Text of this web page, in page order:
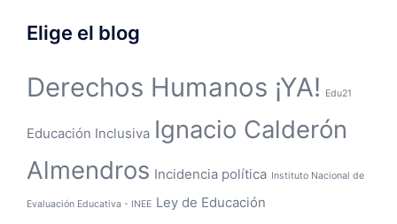
Elige el blog
Derechos Humanos ¡YA! Edu21
Educación Inclusiva Ignacio Calderón
Almendros Incidencia política Instituto Nacional de
Evaluación Educativa - INEE Ley de Educación